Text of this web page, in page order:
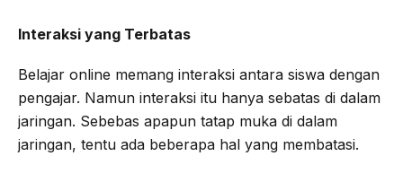
Interaksi yang Terbatas
Belajar online memang interaksi antara siswa dengan
pengajar. Namun interaksi itu hanya sebatas di dalam
jaringan. Sebebas apapun tatap muka di dalam
jaringan, tentu ada beberapa hal yang membatasi.